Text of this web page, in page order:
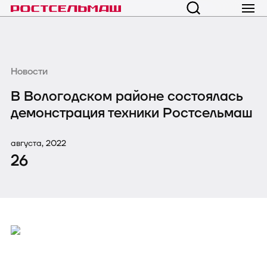
Новости
В Вологодском районе состоялась
демонстрация техники Ростсельмаш
августа, 2022
26